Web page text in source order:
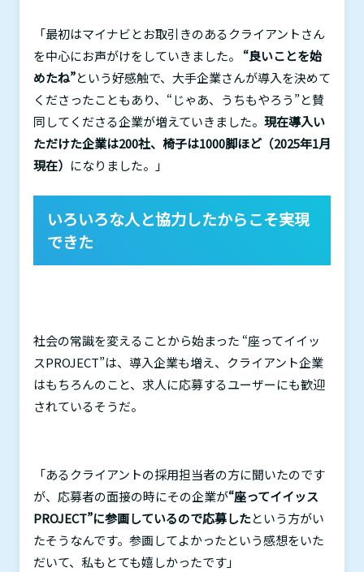
「最初はマイナビとお取引きのあるクライアントさん
を中心にお声がけをしていきました。
“良いことを始
めたね”という好感触で、大手企業さんが導入を決めて
くださったこともあり、“じゃあ、うちもやろう”と賛
同してくださる企業が増えていきました。 現在導入い
ただけた企業は200社、椅子は1000脚ほど（2025年1月
現在） になりました。」
いろいろな人と協力したからこそ実現
できた
社会の常識を変えることから始まった “座ってイイッ
スPROJECT”は、導入企業も増え、クライアント企業
はもちろんのこと、求人に応募するユーザーにも歓迎
されているそうだ。
「あるクライアントの採用担当者の方に聞いたのです
が、応募者の面接の時にその企業が“座ってイイッス
PROJECT”に参画しているので応募したという方がい
たそうなんです。参画してよかったという感想をいた
だいて、私もとても嬉しかったです」